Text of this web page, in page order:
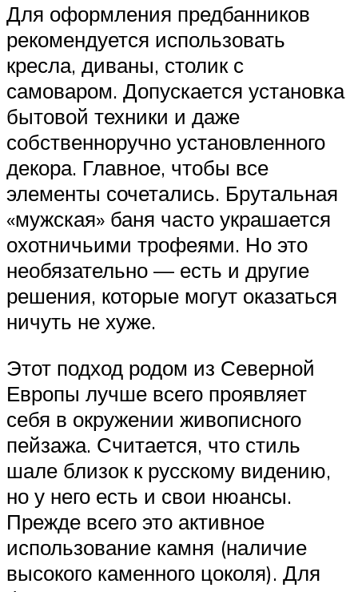
Для оформления предбанников
рекомендуется использовать
кресла, диваны, столик с
самоваром. Допускается установка
бытовой техники и даже
собственноручно установленного
декора. Главное, чтобы все
элементы сочетались. Брутальная
«мужская» баня часто украшается
охотничьими трофеями. Но это
необязательно — есть и другие
решения, которые могут оказаться
ничуть не хуже.
Этот подход родом из Северной
Европы лучше всего проявляет
себя в окружении живописного
пейзажа. Считается, что стиль
шале близок к русскому видению,
но у него есть и свои нюансы.
Прежде всего это активное
использование камня (наличие
высокого каменного цоколя). Для